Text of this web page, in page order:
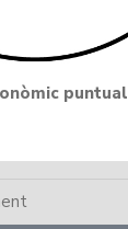
puntual